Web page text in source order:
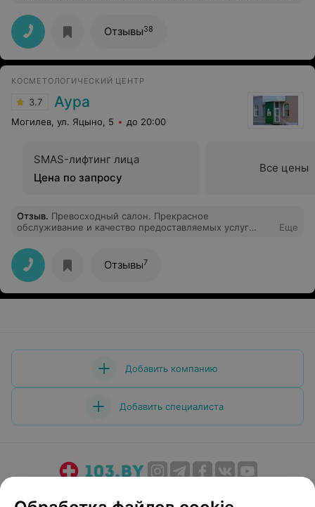
время ходила к вам на уходовые процедуры и массаж.
А когда у вас появился аппарат для лазерной эпиляции,
счастью не было предела. Ведь Candela мировой
лидер! И действительно помогает избавиться от
нежелательной растительности. Сделала уже 7
процедуры и я попрощаюсь с ними надолго. Спасибо,
Жень-Шень, за мои гладкие ножки
Отзывы38
КОСМЕТОЛОГИЧЕСКИЙ ЦЕНТР
3.7 Аура
Могилев, ул. Яцыно, 5 до 20:00
SMAS-лифтинг лица
Цена по запросу
Все цены
Отзыв. Превосходный салон. Прекрасное
обслуживание и качество предоставляемых услуг
выражаю косметологу Ольге Евгеньевне, это мастер
экстра класса!
Еще
Отзывы7
Добавить компанию
Добавить специалиста